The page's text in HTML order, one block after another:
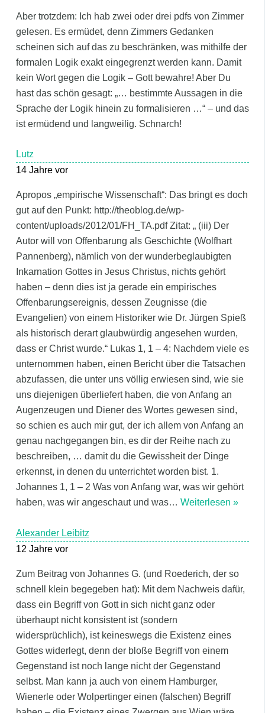
Aber trotzdem: Ich hab zwei oder drei pdfs von Zimmer
gelesen. Es ermüdet, denn Zimmers Gedanken
scheinen sich auf das zu beschränken, was mithilfe der
formalen Logik exakt eingegrenzt werden kann. Damit
kein Wort gegen die Logik – Gott bewahre! Aber Du
hast das schön gesagt: „… bestimmte Aussagen in die
Sprache der Logik hinein zu formalisieren …“ – und das
ist ermüdend und langweilig. Schnarch!
Lutz
14 Jahre vor
Apropos „empirische Wissenschaft“: Das bringt es doch
gut auf den Punkt: http://theoblog.de/wp-
content/uploads/2012/01/FH_TA.pdf Zitat: „ (iii) Der
Autor will von Offenbarung als Geschichte (Wolfhart
Pannenberg), nämlich von der wunderbeglaubigten
Inkarnation Gottes in Jesus Christus, nichts gehört
haben – denn dies ist ja gerade ein empirisches
Offenbarungsereignis, dessen Zeugnisse (die
Evangelien) von einem Historiker wie Dr. Jürgen Spieß
als historisch derart glaubwürdig angesehen wurden,
dass er Christ wurde.“ Lukas 1, 1 – 4: Nachdem viele es
unternommen haben, einen Bericht über die Tatsachen
abzufassen, die unter uns völlig erwiesen sind, wie sie
uns diejenigen überliefert haben, die von Anfang an
Augenzeugen und Diener des Wortes gewesen sind,
so schien es auch mir gut, der ich allem von Anfang an
genau nachgegangen bin, es dir der Reihe nach zu
beschreiben, … damit du die Gewissheit der Dinge
erkennst, in denen du unterrichtet worden bist. 1.
Johannes 1, 1 – 2 Was von Anfang war, was wir gehört
haben, was wir angeschaut und was… Weiterlesen »
Alexander Leibitz
12 Jahre vor
Zum Beitrag von Johannes G. (und Roederich, der so
schnell klein begegeben hat): Mit dem Nachweis dafür,
dass ein Begriff von Gott in sich nicht ganz oder
überhaupt nicht konsistent ist (sondern
widersprüchlich), ist keineswegs die Existenz eines
Gottes widerlegt, denn der bloße Begriff von einem
Gegenstand ist noch lange nicht der Gegenstand
selbst. Man kann ja auch von einem Hamburger,
Wienerle oder Wolpertinger einen (falschen) Begriff